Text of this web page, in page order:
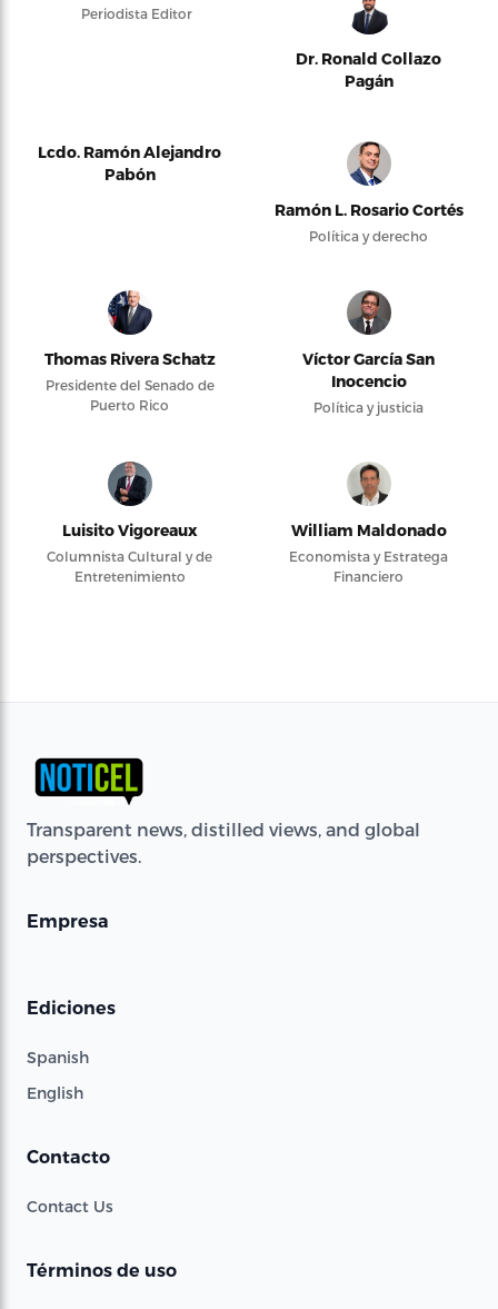
Periodista Editor
Dr. Ronald Collazo
Pagán
Lcdo. Ramón Alejandro
Pabón
Ramón L. Rosario Cortés
Política y derecho
Thomas Rivera Schatz
Presidente del Senado de
Puerto Rico
Víctor García San
Inocencio
Política y justicia
Luisito Vigoreaux
Columnista Cultural y de
Entretenimiento
William Maldonado
Economista y Estratega
Financiero
Transparent news, distilled views, and global
perspectives.
Empresa
Ediciones
Spanish
English
Contacto
Contact Us
Términos de uso